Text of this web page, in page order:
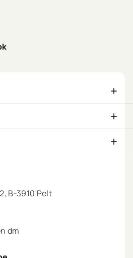
B-3910 Pelt
dm